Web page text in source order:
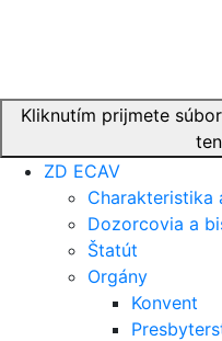
Kliknutím prijmete
ZD ECAV
Charakteristika
Dozorcovia a
Štatút
Orgány
Konvent